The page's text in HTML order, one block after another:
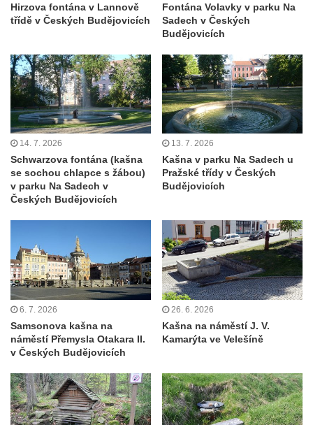
Hirzova fontána v Lannově
třídě v Českých Budějovicích
Fontána Volavky v parku Na
Sadech v Českých
Budějovicích
14. 7. 2026
Schwarzova fontána (kašna
se sochou chlapce s žábou)
v parku Na Sadech v
Českých Budějovicích
13. 7. 2026
Kašna v parku Na Sadech u
Pražské třídy v Českých
Budějovicích
6. 7. 2026
Samsonova kašna na
náměstí Přemysla Otakara II.
v Českých Budějovicích
26. 6. 2026
Kašna na náměstí J. V.
Kamarýta ve Velešíně